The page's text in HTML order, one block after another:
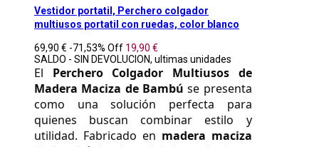
Vestidor portatil, Perchero colgador
multiusos portatil con ruedas, color blanco
69,90 € -71,53% Off 19,90 €
SALDO - SIN DEVOLUCION, ultimas unidades
El Perchero Colgador Multiusos de
Madera Maciza de Bambú se presenta
como una solución perfecta para
quienes buscan combinar estilo y
utilidad. Fabricado en madera maciza